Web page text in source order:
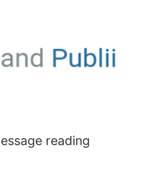
reading